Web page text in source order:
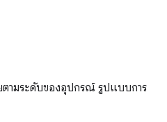
ามระดับของอุปกรณ์ รูปแบบการ